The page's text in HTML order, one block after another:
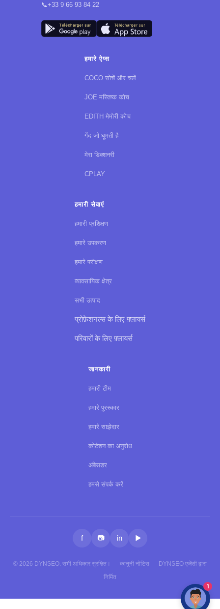
📞+33 9 66 93 84 22
हमारे ऐप्स
COCO सोचें और चलें
JOE मस्तिष्क कोच
EDITH मेमोरी कोच
गेंद जो घूमती है
मेरा डिक्शनरी
CPLAY
हमारी सेवाएं
हमारी प्रशिक्षण
हमारे उपकरण
हमारे परीक्षण
व्यावसायिक क्षेत्र
सभी उत्पाद
प्रोफ़ेशनल्स के लिए फ़्लायर्स
परिवारों के लिए फ़्लायर्स
जानकारी
हमारी टीम
हमारे पुरस्कार
हमारे साझेदार
कोटेशन का अनुरोध
अंबेसडर
हमसे संपर्क करें
f 📷 in ▶
© 2026 DYNSEO. सभी अधिकार सुरक्षित। कानूनी नोटिस
DYNSEO एजेंसी द्वारा
निर्मित
1